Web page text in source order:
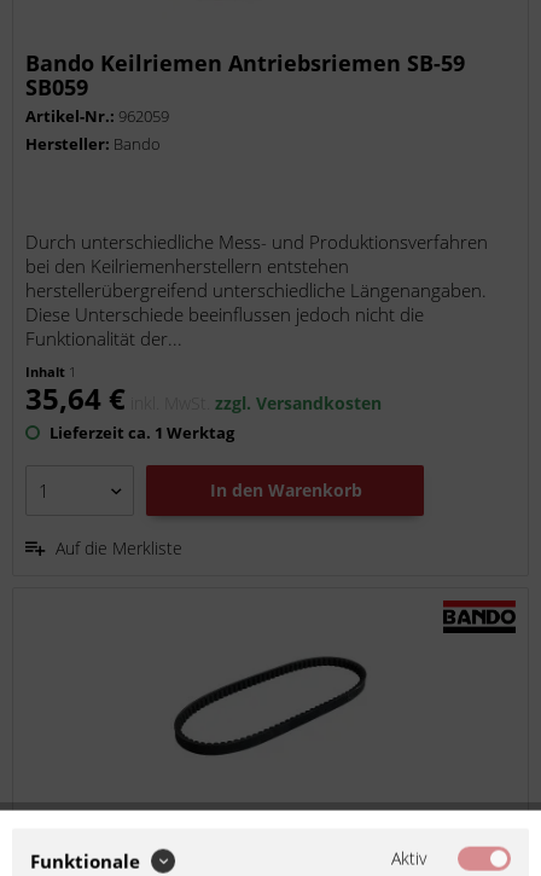
Bando Keilriemen Antriebsriemen SB-59
SB059
Artikel-Nr.: 962059
Hersteller: Bando
Durch unterschiedliche Mess- und Produktionsverfahren
bei den Keilriemenherstellern entstehen
herstellerübergreifend unterschiedliche Längenangaben.
Diese Unterschiede beeinflussen jedoch nicht die
Funktionalität der...
Inhalt 1
35,64 € inkl. MwSt.zzgl. Versandkosten
Lieferzeit ca. 1 Werktag
In den Warenkorb
Auf die Merkliste
SB064
Funktionale Aktiv